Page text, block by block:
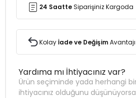
24 SaatteSiparişiniz Kargoda
Kolayİade ve DeğişimAvantajı
Yardıma mı İhtiyacınız var?
Ürün seçiminde yada herhangi
ihtiyacınız olduğunu